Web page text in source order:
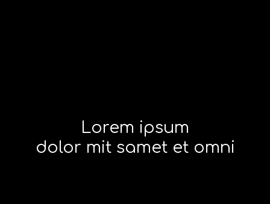
Lorem ipsum
dolor mit samet et omni